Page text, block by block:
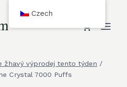
žhavý výprodej tento týden /
Crystal 7000 Puffs
Czech